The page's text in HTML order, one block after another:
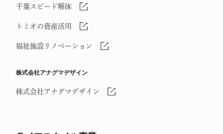
千葉スピード解体
トミオの資産活用
福祉施設リノベーション
株式会社アナグマデザイン
株式会社アナグマデザイン